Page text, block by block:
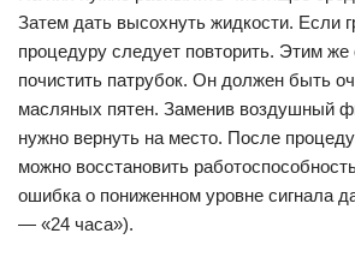
Затем дать высохнуть жидкости. Если
процедуру следует повторить. Этим
почистить патрубок. Он должен быть
масляных пятен. Заменив воздушный
нужно вернуть на место. После
можно восстановить
ошибка о пониженном уровне сигнала
— «24 часа»).